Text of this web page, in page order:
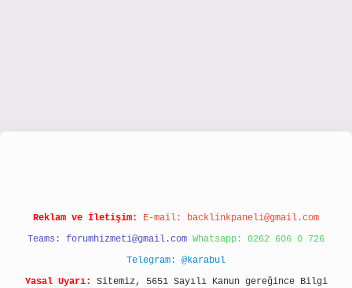
Reklam ve İletişim: E-mail: backlinkpaneli@gmail.com
Teams: forumhizmeti@gmail.com Whatsapp: 0262 606 0 726
Telegram: @karabul
Yasal Uyarı:
Sitemiz, 5651 Sayılı Kanun gereğince Bilgi